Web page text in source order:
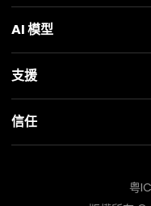
AI 模型
支援
信任
粤